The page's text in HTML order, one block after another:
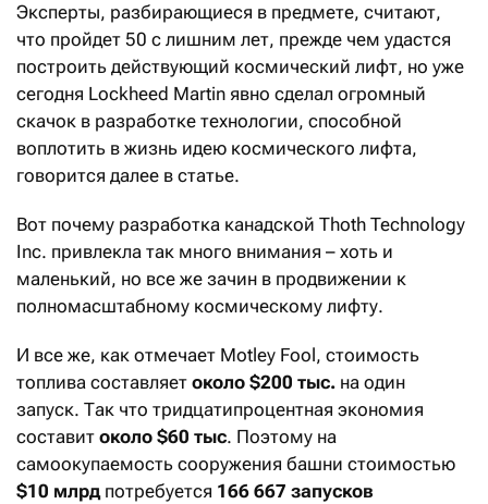
Эксперты, разбирающиеся в предмете, считают,
что пройдет 50 с лишним лет, прежде чем удастся
построить действующий космический лифт, но уже
сегодня Lockheed Martin явно сделал огромный
скачок в разработке технологии, способной
воплотить в жизнь идею космического лифта,
говорится далее в статье.
Вот почему разработка канадской Thoth Technology
Inc. привлекла так много внимания – хоть и
маленький, но все же зачин в продвижении к
полномасштабному космическому лифту.
И все же, как отмечает Motley Fool, стоимость
топлива составляет около $200 тыс. на один
запуск. Так что тридцатипроцентная экономия
составит около $60 тыс. Поэтому на
самоокупаемость сооружения башни стоимостью
$10 млрд потребуется 166 667 запусков